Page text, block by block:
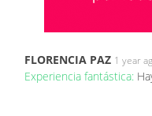
FLORENCIA PAZ 1 year
Experiencia fantástica: